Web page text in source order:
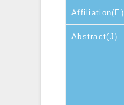
Affiliation(E)
Abstract(J)